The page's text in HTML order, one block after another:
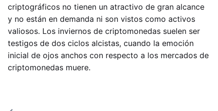
criptográficos no tienen un atractivo de gran alcance
y no están en demanda ni son vistos como activos
valiosos. Los inviernos de criptomonedas suelen ser
testigos de dos ciclos alcistas, cuando la emoción
inicial de ojos anchos con respecto a los mercados de
criptomonedas muere.